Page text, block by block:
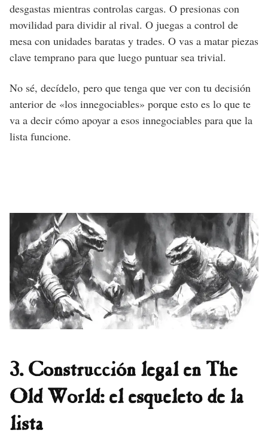
desgastas mientras controlas cargas. O presionas con
movilidad para dividir al rival. O juegas a control de
mesa con unidades baratas y trades. O vas a matar piezas
clave temprano para que luego puntuar sea trivial.
No sé, decídelo, pero que tenga que ver con tu decisión
anterior de «los innegociables» porque esto es lo que te
va a decir cómo apoyar a esos innegociables para que la
lista funcione.
3. Construcción legal en The
Old World: el esqueleto de la
lista